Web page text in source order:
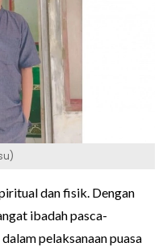
dan fisik. Dengan
ibadah pasca-
pelaksanaan puasa